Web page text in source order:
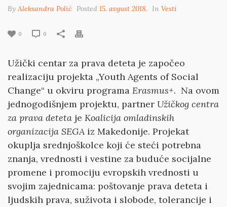
By Aleksandra Polić Posted 15. avgust 2018. In Vesti
0 0
Užički centar za prava deteta je započeo
realizaciju projekta „Youth Agents of Social
Change“ u okviru programa Erasmus+. Na ovom
jednogodišnjem projektu, partner Užičkog centra
za prava deteta je Koalicija omladinskih
organizacija SEGA iz Makedonije. Projekat
okuplja srednjoškolce koji će steći potrebna
znanja, vrednosti i vestine za buduće socijalne
promene i promociju evropskih vrednosti u
svojim zajednicama: poštovanje prava deteta i
ljudskih prava, suživota i slobode, tolerancije i